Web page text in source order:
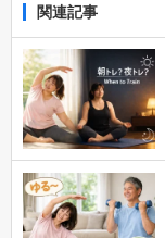
関連記事